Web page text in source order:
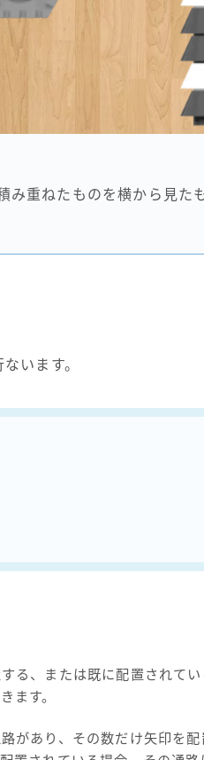
み重ねたものを横から見た
います。
る、または既に配置されて
ます。
があり、その数だけ矢印を配